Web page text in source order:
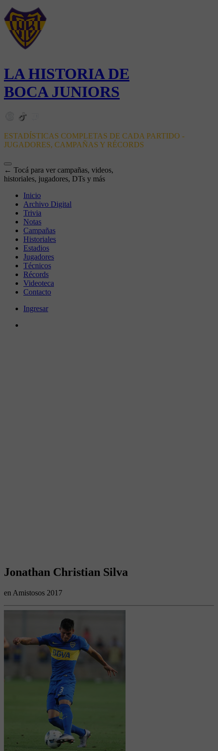
LA HISTORIA DE
BOCA JUNIORS
ESTADÍSTICAS COMPLETAS DE CADA PARTIDO -
JUGADORES, CAMPAÑAS Y RÉCORDS
← Tocá para ver campañas, videos,
historiales, jugadores, DTs y más
Inicio
Archivo Digital
Trivia
Notas
Campañas
Historiales
Estadios
Jugadores
Técnicos
Récords
Videoteca
Contacto
Ingresar
Jonathan Christian Silva
en Amistosos 2017